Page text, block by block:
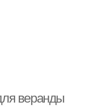
веранды